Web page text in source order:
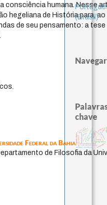
consciência humana. Nesse
hegeliana de História para, ao
de seu pensamento: a
Federal da Bahia
de Filosofia da
(Brasil)
Navegar
chave
comunidadegiustizia
princípios políticos
justiça
desobediência civil
consciência
metaphysics
criticism
filosofar
carlo michelstaedter
esperança
vida anímica
georg simmel georg lukács
intuição
karl popper
segunda tópica
melancolia
ser-aícerteza
reforma e revolução
temor
pintura
carne
alegria